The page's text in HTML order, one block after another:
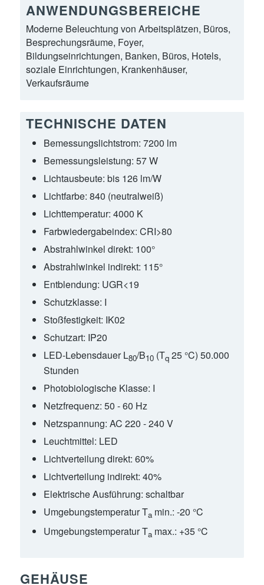
ANWENDUNGSBEREICHE
Moderne Beleuchtung von Arbeitsplätzen, Büros,
Besprechungsräume, Foyer,
Bildungseinrichtungen, Banken, Büros, Hotels,
soziale Einrichtungen, Krankenhäuser,
Verkaufsräume
TECHNISCHE DATEN
Bemessungslichtstrom: 7200 lm
Bemessungsleistung: 57 W
Lichtausbeute: bis 126 lm/W
Lichtfarbe: 840 (neutralweiß)
Lichttemperatur: 4000 K
Farbwiedergabeindex: CRI>80
Abstrahlwinkel direkt: 100°
Abstrahlwinkel indirekt: 115°
Entblendung: UGR<19
Schutzklasse: I
Stoßfestigkeit: IK02
Schutzart: IP20
LED-Lebensdauer L80/B10(Tq25 °C) 50.000
Stunden
Photobiologische Klasse: I
Netzfrequenz: 50 - 60 Hz
Netzspannung: AC 220 - 240 V
Leuchtmittel: LED
Lichtverteilung direkt: 60%
Lichtverteilung indirekt: 40%
Elektrische Ausführung: schaltbar
Umgebungstemperatur Tamin.: -20 °C
Umgebungstemperatur Tamax.: +35 °C
GEHÄUSE